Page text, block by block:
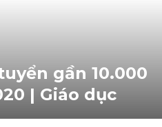
gần 10.000
| Giáo dục